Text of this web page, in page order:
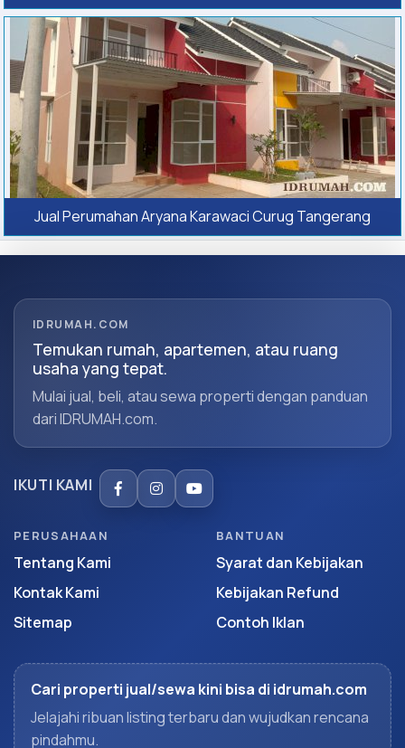
Jual Perumahan Aryana Karawaci Curug Tangerang
IDRUMAH.COM
Temukan rumah, apartemen, atau ruang
usaha yang tepat.
Mulai jual, beli, atau sewa properti dengan panduan
dari IDRUMAH.com.
IKUTI KAMI
PERUSAHAAN
Tentang Kami
Kontak Kami
Sitemap
BANTUAN
Syarat dan Kebijakan
Kebijakan Refund
Contoh Iklan
Cari properti jual/sewa kini bisa di idrumah.com
Jelajahi ribuan listing terbaru dan wujudkan rencana
pindahmu.